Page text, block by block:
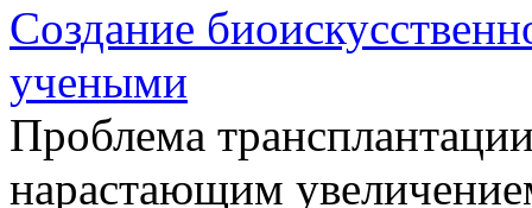
Создание
учеными
Проблема
нарастающим